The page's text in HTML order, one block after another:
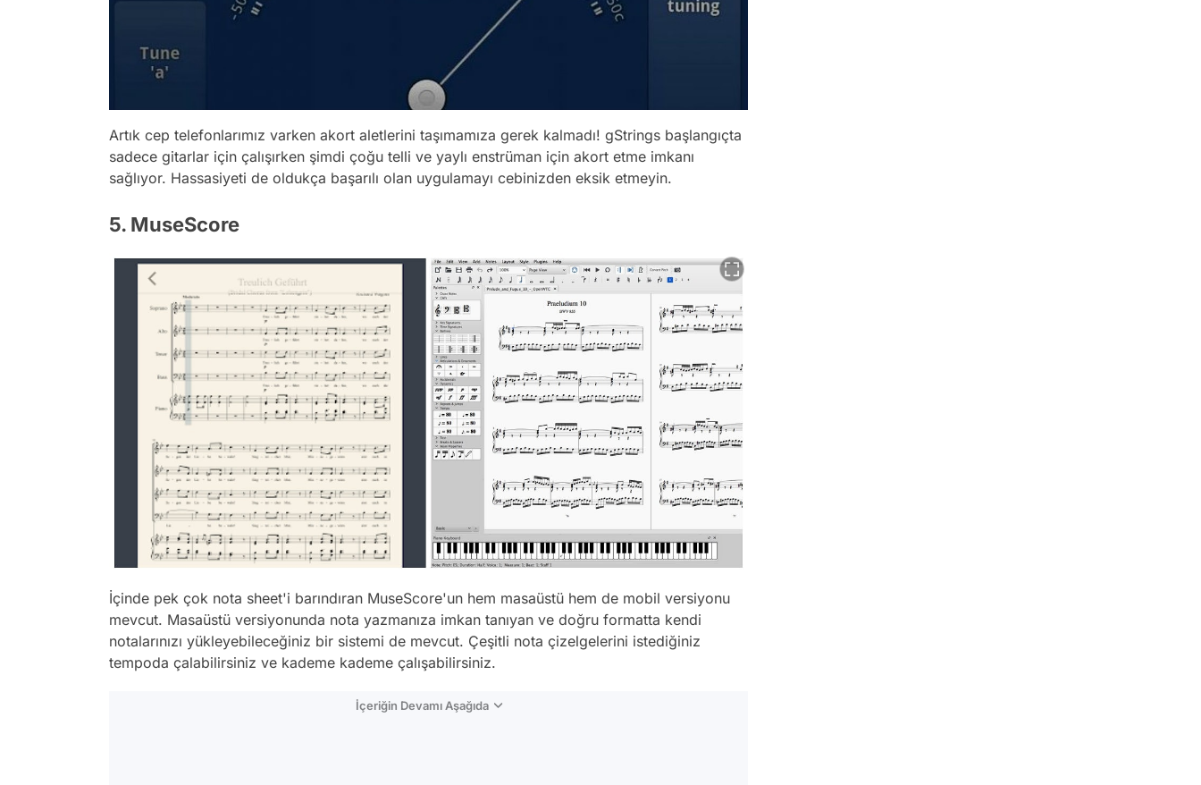
Artık cep telefonlarımız varken akort aletlerini taşımamıza gerek kalmadı! gStrings başlangıçta
sadece gitarlar için çalışırken şimdi çoğu telli ve yaylı enstrüman için akort etme imkanı
sağlıyor. Hassasiyeti de oldukça başarılı olan uygulamayı cebinizden eksik etmeyin.
5. MuseScore
İçinde pek çok nota sheet'i barındıran MuseScore'un hem masaüstü hem de mobil versiyonu
mevcut. Masaüstü versiyonunda nota yazmanıza imkan tanıyan ve doğru formatta kendi
notalarınızı yükleyebileceğiniz bir sistemi de mevcut. Çeşitli nota çizelgelerini istediğiniz
tempoda çalabilirsiniz ve kademe kademe çalışabilirsiniz.
İçeriğin Devamı Aşağıda